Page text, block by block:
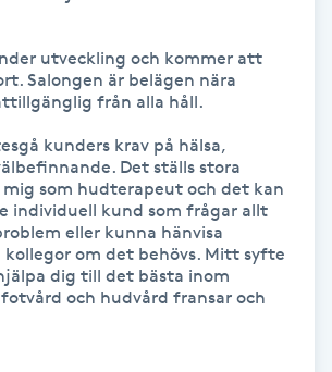
utveckling och kommer att
Salongen är belägen nära
från alla håll.
kunders krav på hälsa,
Det ställs stora
mig som hudterapeut och det kan
individuell kund som frågar allt
eller kunna hänvisa
om det behövs. Mitt syfte
dig till det bästa inom
fotvård och hudvård fransar och